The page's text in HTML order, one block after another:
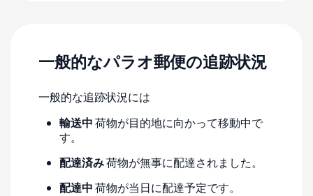
一般的なパラオ郵便の追跡状況
一般的な追跡状況には
輸送中荷物が目的地に向かって移動中で
す。
配達済み荷物が無事に配達されました。
配達中荷物が当日に配達予定です。